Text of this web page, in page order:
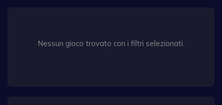
Nessun gioco trovato con i filtri selezionati.